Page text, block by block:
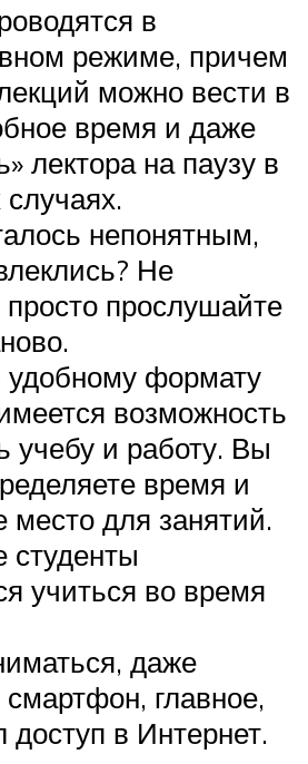
в
режиме, причем
можно вести в
время и даже
лектора на паузу в
непонятным,
Не
прослушайте
удобному формату
возможность
учебу и работу. Вы
время и
место для занятий.
студенты
учиться во время
даже
смартфон, главное,
в Интернет.